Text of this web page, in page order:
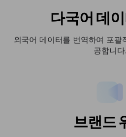
다국어 데
외국어 데이터를 번역하여 포괄
공합니다.
브랜드